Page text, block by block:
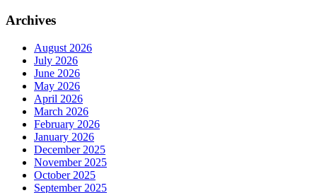
Archives
August 2026
July 2026
June 2026
May 2026
April 2026
March 2026
February 2026
January 2026
December 2025
November 2025
October 2025
September 2025